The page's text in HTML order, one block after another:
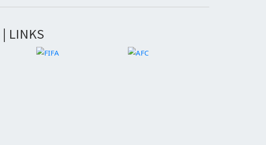
LINKS